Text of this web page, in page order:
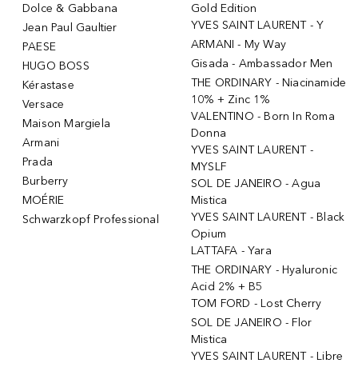
Dolce & Gabbana
Jean Paul Gaultier
PAESE
HUGO BOSS
Kérastase
Versace
Maison Margiela
Armani
Prada
Burberry
MOÉRIE
Schwarzkopf Professional
Gold Edition
YVES SAINT LAURENT - Y
ARMANI - My Way
Gisada - Ambassador Men
THE ORDINARY - Niacinamide
10% + Zinc 1%
VALENTINO - Born In Roma
Donna
YVES SAINT LAURENT -
MYSLF
SOL DE JANEIRO - Agua
Mistica
YVES SAINT LAURENT - Black
Opium
LATTAFA - Yara
THE ORDINARY - Hyaluronic
Acid 2% + B5
TOM FORD - Lost Cherry
SOL DE JANEIRO - Flor
Mistica
YVES SAINT LAURENT - Libre